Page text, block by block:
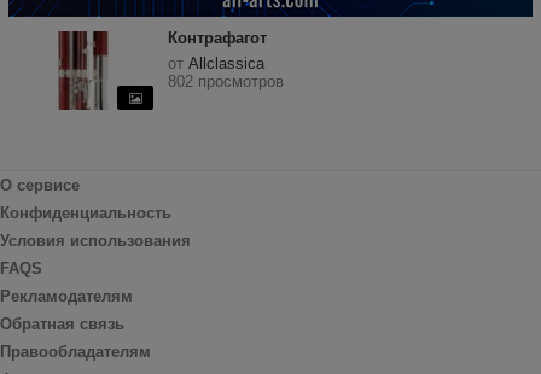
Контрафагот
от Allclassica
802 просмотров
О сервисе
Конфиденциальность
Условия использования
FAQS
Рекламодателям
Обратная связь
Правообладателям